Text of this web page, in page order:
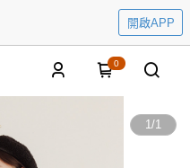
開啟APP
0
1/1